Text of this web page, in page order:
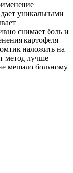
уникальными
снимает боль и
картофеля —
наложить на
метод лучше
мешало больному